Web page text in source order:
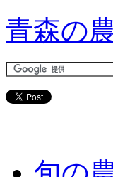
青森の